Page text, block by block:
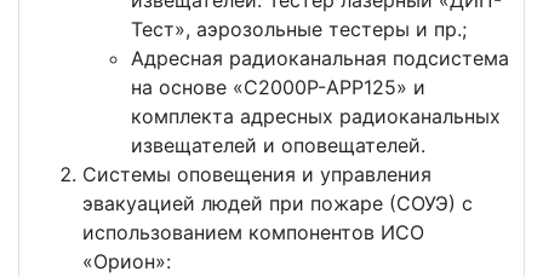
Тест», аэрозольные тестеры и пр.;
Адресная радиоканальная подсистема
на основе «С2000P-АРР125» и
комплекта адресных радиоканальных
извещателей и оповещателей.
Системы оповещения и управления
эвакуацией людей при пожаре (СОУЭ) с
использованием компонентов ИСО
«Орион»: